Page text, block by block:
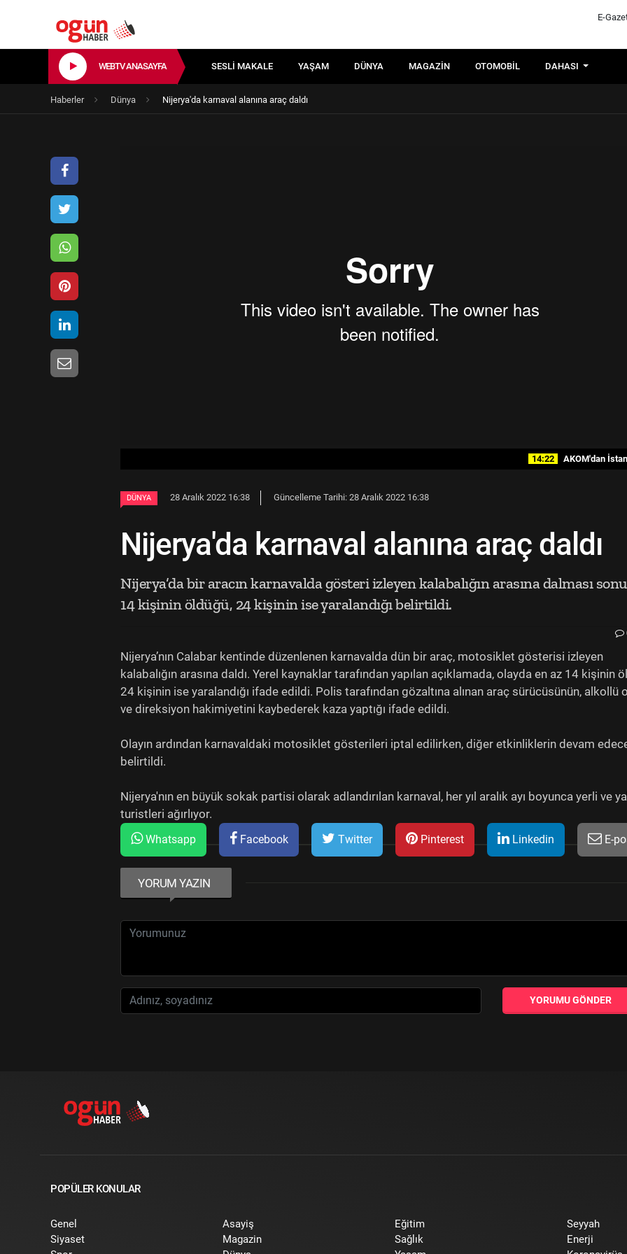
E-
WEBTV ANASAYFA SESLI MAKALE YAŞAM DÜNYA MAGAZIN OTOMOBIL DAHASI
Haberler Dünya Nijerya'da karnaval alanına araç daldı
14:22 AKOM'dan İstanbul
DÜNYA 28 Aralık 2022 16:38 Güncelleme Tarihi: 28 Aralık 2022 16:38
Nijerya'da karnaval alanına araç daldı
Nijerya’da bir aracın karnavalda gösteri izleyen kalabalığın arasına dalması
14 kişinin öldüğü, 24 kişinin ise yaralandığı belirtildi.
Nijerya’nın Calabar kentinde düzenlenen karnavalda dün bir araç, motosiklet gösterisi izleyen
kalabalığın arasına daldı. Yerel kaynaklar tarafından yapılan açıklamada, olayda en az 14 kişinin
24 kişinin ise yaralandığı ifade edildi. Polis tarafından gözaltına alınan araç sürücüsünün, alkollü
ve direksiyon hakimiyetini kaybederek kaza yaptığı ifade edildi.
Olayın ardından karnavaldaki motosiklet gösterileri iptal edilirken, diğer etkinliklerin devam
belirtildi.
Nijerya'nın en büyük sokak partisi olarak adlandırılan karnaval, her yıl aralık ayı boyunca yerli ve
turistleri ağırlıyor.
Whatsapp Facebook Twitter Pinterest Linkedin E-
YORUM YAZIN
YORUMU GÖNDER
POPÜLER KONULAR
Genel
Siyaset
Asayiş
Magazin
Eğitim
Sağlık
Seyyah
Enerji